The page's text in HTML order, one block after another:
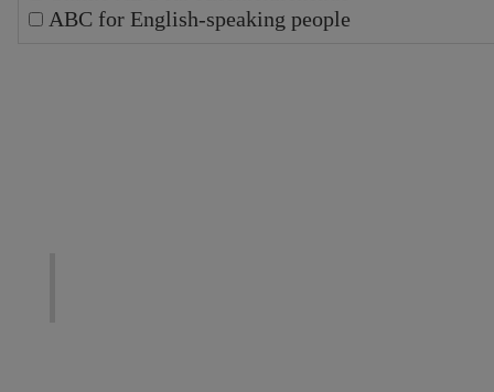
ABC for English-speaking people